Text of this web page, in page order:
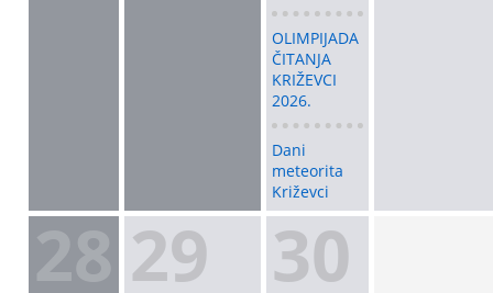
OLIMPIJADA
ČITANJA
KRIŽEVCI
2026.
Dani
meteorita
Križevci
29 30